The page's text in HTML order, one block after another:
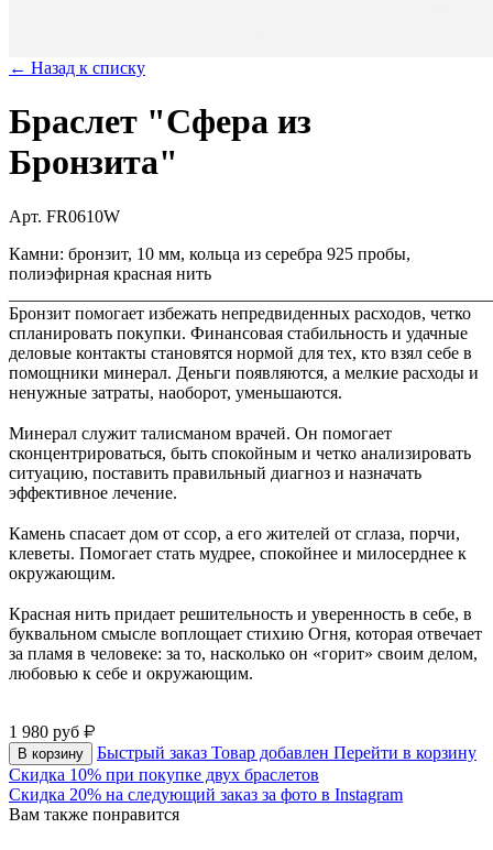
← Назад к списку
Браслет "Сфера из
Бронзита"
Арт. FR0610W
Камни: бронзит, 10 мм, кольца из серебра 925 пробы,
полиэфирная красная нить
Бронзит помогает избежать непредвиденных расходов, четко
спланировать покупки. Финансовая стабильность и удачные
деловые контакты становятся нормой для тех, кто взял себе в
помощники минерал. Деньги появляются, а мелкие расходы и
ненужные затраты, наоборот, уменьшаются.
Минерал служит талисманом врачей. Он помогает
сконцентрироваться, быть спокойным и четко анализировать
ситуацию, поставить правильный диагноз и назначать
эффективное лечение.
Камень спасает дом от ссор, а его жителей от сглаза, порчи,
клеветы. Помогает стать мудрее, спокойнее и милосерднее к
окружающим.
Красная нить придает решительность и уверенность в себе, в
буквальном смысле воплощает стихию Огня, которая отвечает
за пламя в человеке: за то, насколько он «горит» своим делом,
любовью к себе и окружающим.
1 980 руб
В корзину Быстрый заказ Товар добавлен Перейти в корзину
Скидка 10% при покупке двух браслетов
Скидка 20% на следующий заказ за фото в Instagram
Вам также понравится